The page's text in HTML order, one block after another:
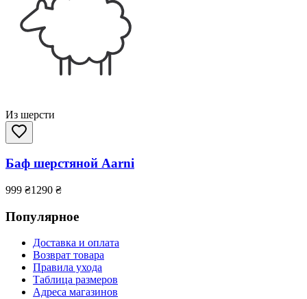
Из шерсти
Баф шерстяной Aarni
999 ₴1290 ₴
Популярное
Доставка и оплата
Возврат товара
Правила ухода
Таблица размеров
Адреса магазинов